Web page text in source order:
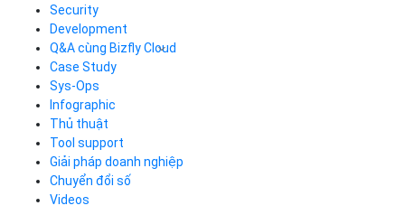
Load Balancer
Auto Scaling
Container Registry
Kubernetes
Cloud Database
Call Center
Business Email
Simple Storage
VOD
VPN
Traffic Manager
Cloud VPS
Security
Development
Q&A cùng Bizfly Cloud
Q&A về Bizfly Cloud Server
Thao tác kết nối tới server
Videos
Q&A về Bizfly Business Email
Videos
Case Study
Sys-Ops
Infographic
Thủ thuật
Tool support
Giải pháp doanh nghiệp
Chuyển đổi số
Videos